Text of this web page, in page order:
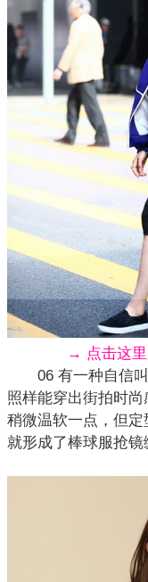
→ 点击这
06 有一种自信叫
照样能穿出街拍时
稍微温软一点，但
就形成了棒球服抢镜